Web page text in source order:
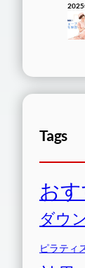
2025
Tags
お
ダウ
ピラティ